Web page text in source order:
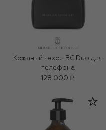
Кожаный чехол BC Duo для
телефона
128 000 ₽